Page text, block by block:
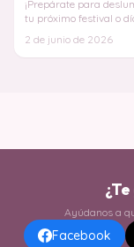
¡Prepárate para
tu próximo festival o
La mod
2 de junio de 2026
Ayúdanos a
Facebook